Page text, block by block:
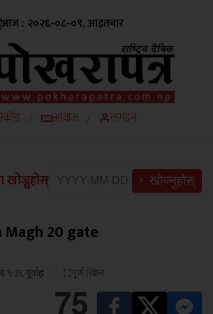
आज : २०२६-०८-०९, आइतबार
/ आवाज / लगइन
खोज्नुहोस् खोज्नुहोस्
20 gate
पूर्वाह्न पूर्ण स्क्रिन
75